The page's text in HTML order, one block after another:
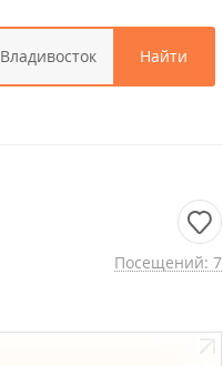
Владивосток Найти
Посещений: 7